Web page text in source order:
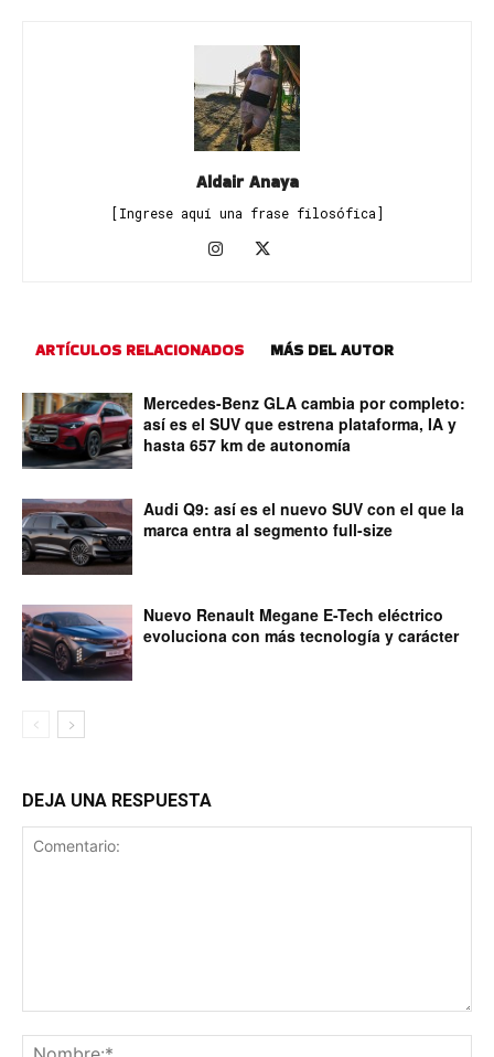
Aldair Anaya
[Ingrese aquí una frase filosófica]
ARTÍCULOS RELACIONADOS MÁS DEL AUTOR
Mercedes-Benz GLA cambia por completo:
así es el SUV que estrena plataforma, IA y
hasta 657 km de autonomía
Audi Q9: así es el nuevo SUV con el que la
marca entra al segmento full-size
Nuevo Renault Megane E-Tech eléctrico
evoluciona con más tecnología y carácter
DEJA UNA RESPUESTA